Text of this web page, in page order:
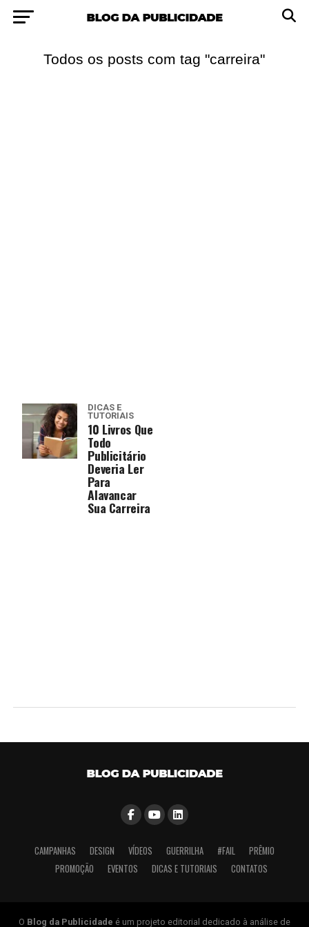
Todos os posts com tag "carreira"
DICAS E
TUTORIAIS
10 Livros Que
Todo
Publicitário
Deveria Ler
Para
Alavancar
Sua Carreira
CAMPANHAS DESIGN VÍDEOS GUERRILHA #FAIL
PRÊMIO
PROMOÇÃO
EVENTOS DICAS E TUTORIAIS CONTATOS
O Blog da Publicidade é um projeto editorial dedicado à análise de